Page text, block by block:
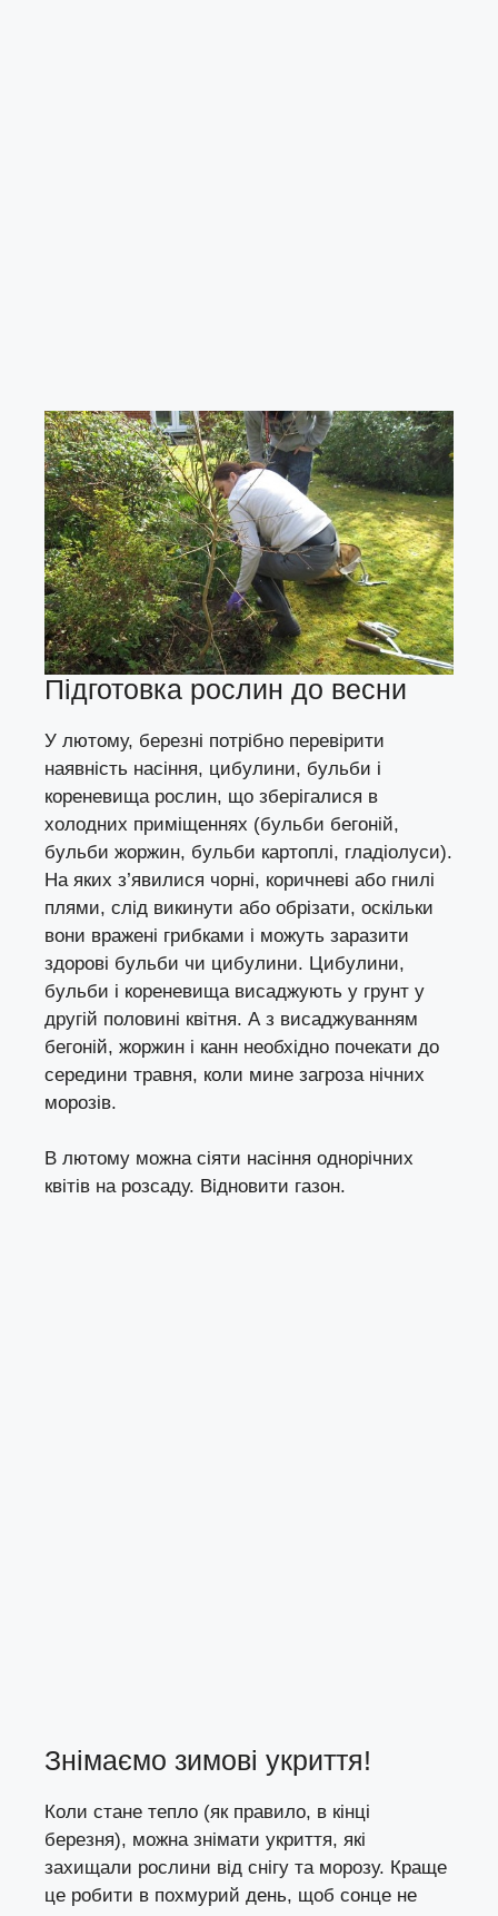
Підготовка рослин до весни
У лютому, березні потрібно перевірити
наявність насіння, цибулини, бульби і
кореневища рослин, що зберігалися в
холодних приміщеннях (бульби бегоній,
бульби жоржин, бульби картоплі, гладіолуси).
На яких з’явилися чорні, коричневі або гнилі
плями, слід викинути або обрізати, оскільки
вони вражені грибками і можуть заразити
здорові бульби чи цибулини. Цибулини,
бульби і кореневища висаджують у грунт у
другій половині квітня. А з висаджуванням
бегоній, жоржин і канн необхідно почекати до
середини травня, коли мине загроза нічних
морозів.
В лютому можнасіяти насіння однорічних
квітів на розсаду. Відновити газон.
Знімаємо зимові укриття!
Коли стане тепло (як правило, в кінці
березня), можна знімати укриття, які
захищали рослини від снігу та морозу. Краще
це робити в похмурий день, щоб сонце не